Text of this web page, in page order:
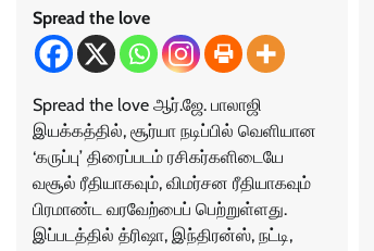
Spread the love
Spread the love ஆர்.ஜே. பாலாஜி
இயக்கத்தில், சூர்யா நடிப்பில் வெளியான
‘கருப்பு’ திரைப்படம் ரசிகர்களிடையே
வசூல் ரீதியாகவும், விமர்சன ரீதியாகவும்
பிரமாண்ட வரவேற்பைப் பெற்றுள்ளது.
இப்படத்தில் த்ரிஷா, இந்திரன்ஸ், நட்டி,